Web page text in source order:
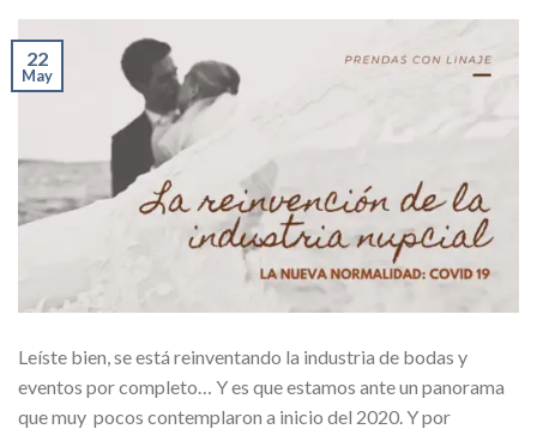
22
May
Leíste bien, se está reinventando la industria de bodas y
eventos por completo… Y es que estamos ante un panorama
que muy pocos contemplaron a inicio del 2020. Y por